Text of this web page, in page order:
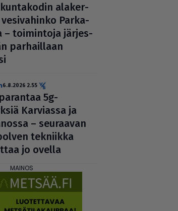
ala­ker­
vesi­va­hinko Par­ka­
– toi­min­toja jär­jes­
par­hail­laan
6.8.2026 2.55
5g-
Karviassa ja
– seuraavan
tekniikka
jo ovella